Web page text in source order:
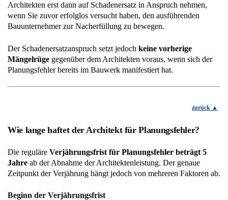
Architekten erst dann auf Schadenersatz in Anspruch nehmen,
wenn Sie zuvor erfolglos versucht haben, den ausführenden
Bauunternehmer zur Nacherfüllung zu bewegen.
Der Schadenersatzanspruch setzt jedoch keine vorherige
Mängelrüge gegenüber dem Architekten voraus, wenn sich der
Planungsfehler bereits im Bauwerk manifestiert hat.
zurück
Wie lange haftet der Architekt für Planungsfehler?
Die reguläre Verjährungsfrist für Planungsfehler beträgt 5
Jahre ab der Abnahme der Architektenleistung. Der genaue
Zeitpunkt der Verjährung hängt jedoch von mehreren Faktoren ab.
Beginn der Verjährungsfrist